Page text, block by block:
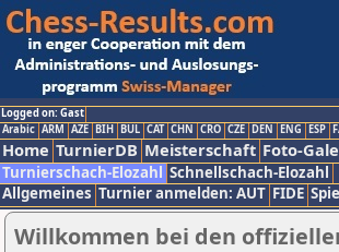
Logged on: Gast
Arabic ARM AZE BIH BUL CAT CHN CRO CZE DEN ENG ESP
Home TurnierDB Meisterschaft Foto-
Turnierschach-Elozahl Schnellschach-Elozahl
Allgemeines Turnier anmelden: AUT FIDE
Willkommen bei den